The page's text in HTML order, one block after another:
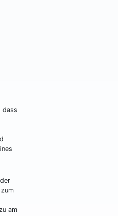
dass
am